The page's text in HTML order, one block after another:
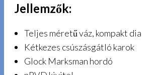
Jellemzők:
Teljes méretű váz, kompakt dia
Kétkezes csúszásgátló karok
Glock Marksman hordó